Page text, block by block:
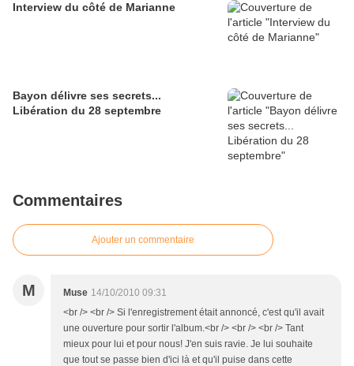
Interview du côté de Marianne
Bayon délivre ses secrets...
Libération du 28 septembre
Commentaires
Ajouter un commentaire
M Muse 14/10/2010 09:31
<br /> <br /> Si l'enregistrement était annoncé, c'est qu'il avait
une ouverture pour sortir l'album.<br /> <br /> <br /> Tant
mieux pour lui et pour nous! J'en suis ravie. Je lui souhaite
que tout se passe bien d'ici là et qu'il puise dans cette